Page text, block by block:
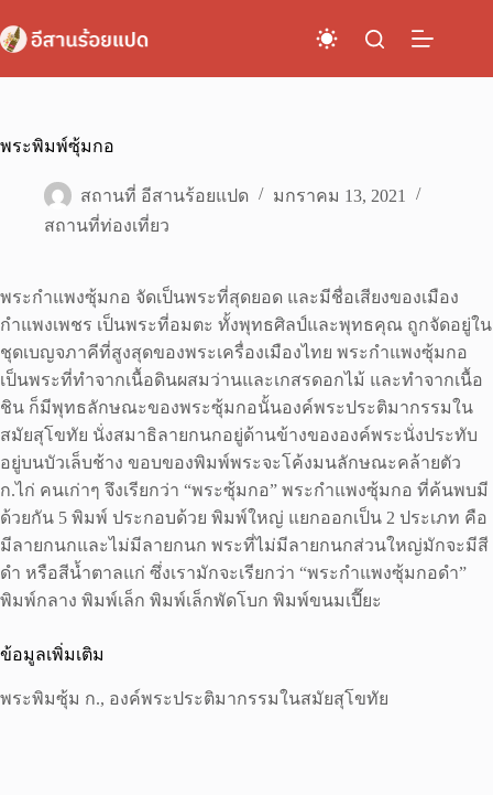
to
content
พระพิมพ์ซุ้มกอ
สถานที่ อีสานร้อยแปด
มกราคม 13, 2021
สถานที่ท่องเที่ยว
พระกำแพงซุ้มกอ จัดเป็นพระที่สุดยอด และมีชื่อเสียงของเมือง
กำแพงเพชร เป็นพระที่อมตะ ทั้งพุทธศิลป์และพุทธคุณ ถูกจัดอยู่ใน
ชุดเบญจภาคีที่สูงสุดของพระเครื่องเมืองไทย พระกำแพงซุ้มกอ
เป็นพระที่ทำจากเนื้อดินผสมว่านและเกสรดอกไม้ และทำจากเนื้อ
ชิน ก็มีพุทธลักษณะของพระซุ้มกอนั้นองค์พระประติมากรรมใน
สมัยสุโขทัย นั่งสมาธิลายกนกอยู่ด้านข้างขององค์พระนั่งประทับ
อยู่บนบัวเล็บช้าง ขอบของพิมพ์พระจะโค้งมนลักษณะคล้ายตัว
ก.ไก่ คนเก่าๆ จึงเรียกว่า “พระซุ้มกอ” พระกำแพงซุ้มกอ ที่ค้นพบมี
ด้วยกัน 5 พิมพ์ ประกอบด้วย พิมพ์ใหญ่ แยกออกเป็น 2 ประเภท คือ
มีลายกนกและไม่มีลายกนก พระที่ไม่มีลายกนกส่วนใหญ่มักจะมีสี
ดำ หรือสีน้ำตาลแก่ ซึ่งเรามักจะเรียกว่า “พระกำแพงซุ้มกอดำ”
พิมพ์กลาง พิมพ์เล็ก พิมพ์เล็กพัดโบก พิมพ์ขนมเปี๊ยะ
ข้อมูลเพิ่มเติม
พระพิมซุ้ม ก., องค์พระประติมากรรมในสมัยสุโขทัย